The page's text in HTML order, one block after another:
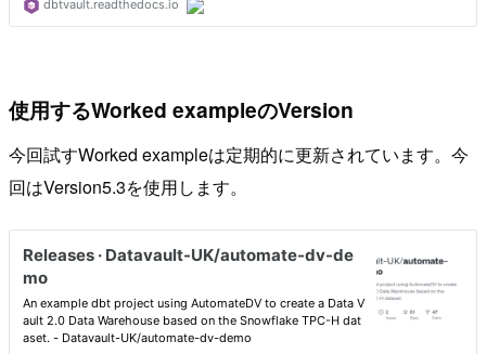
使用するWorked exampleのVersion
今回試すWorked exampleは定期的に更新されています。今
回はVersion5.3を使用します。